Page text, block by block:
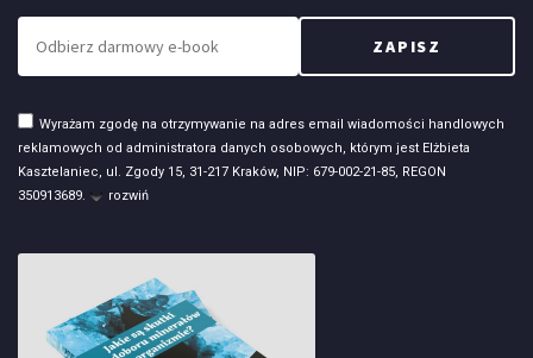
Wyrażam zgodę na otrzymywanie na adres email wiadomości handlowych
reklamowych od administratora danych osobowych, którym jest Elżbieta
Kasztelaniec, ul. Zgody 15, 31-217 Kraków, NIP: 679-002-21-85, REGON
350913689.
rozwiń